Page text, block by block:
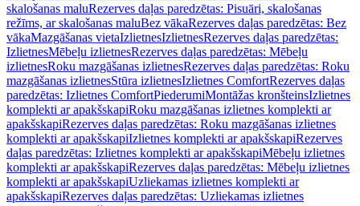
skalošanas maluRezerves daļas paredzētas: Pisuāri, skalošanas
režīms, ar skalošanas maluBez vākaRezerves daļas paredzētas: Bez
vākaMazgāšanas vietaIzlietnesIzlietnesRezerves daļas paredzētas:
IzlietnesMēbeļu izlietnesRezerves daļas paredzētas: Mēbeļu
izlietnesRoku mazgāšanas izlietnesRezerves daļas paredzētas: Roku
mazgāšanas izlietnesStūra izlietnesIzlietnes ComfortRezerves daļas
paredzētas: Izlietnes ComfortPiederumiMontāžas kronšteinsIzlietnes
komplekti ar apakšskapiRoku mazgāšanas izlietnes komplekti ar
apakšskapiRezerves daļas paredzētas: Roku mazgāšanas izlietnes
komplekti ar apakšskapiIzlietnes komplekti ar apakšskapiRezerves
daļas paredzētas: Izlietnes komplekti ar apakšskapiMēbeļu izlietnes
komplekti ar apakšskapiRezerves daļas paredzētas: Mēbeļu izlietnes
komplekti ar apakšskapiUzliekamas izlietnes komplekti ar
apakšskapiRezerves daļas paredzētas: Uzliekamas izlietnes